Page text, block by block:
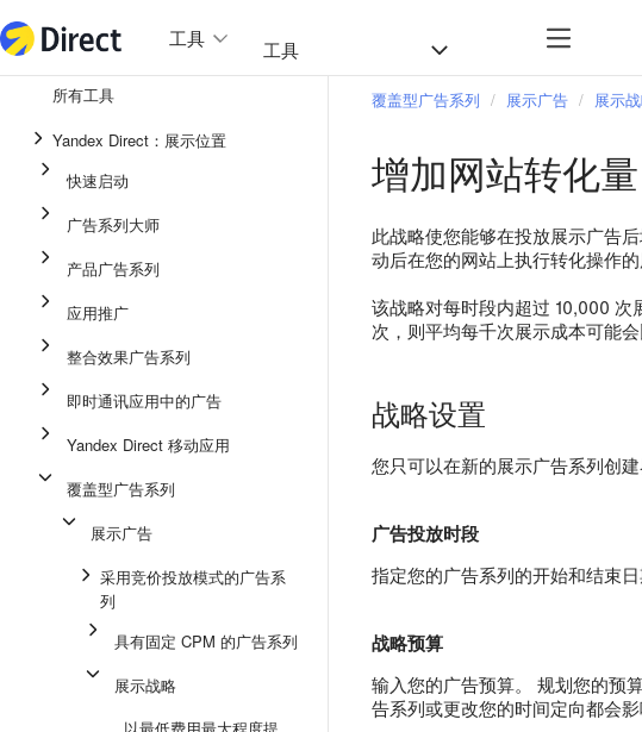
工具 工具
即时通讯应用中的广告
产品广告系列
热门搜索
所有工具
Yandex Direct：展示位置
快速启动
广告系列大师
产品广告系列
应用推广
整合效果广告系列
即时通讯应用中的广告
Yandex Direct 移动应用
覆盖型广告系列
展示广告
采用竞价投放模式的广告系
列
具有固定 CPM 的广告系列
展示战略
覆盖型广告系列 展示广告 展示
增加网站转化量
此战略使您能够在投放展示广告
动后在您的网站上执行转化操作
该战略对每时段内超过 10,000
次，则平均每千次展示成本可能
战略设置
您只可以在新的展示广告系列创建
广告投放时段
指定您的广告系列的开始和结束
战略预算
输入您的广告预算。 规划您的预
告系列或更改您的时间定向都会影